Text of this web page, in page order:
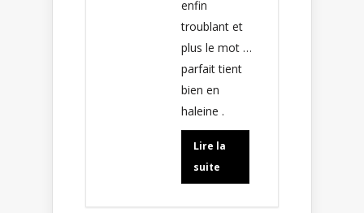
enfin
troublant et
plus le mot …
parfait tient
bien en
haleine .
Lire la
suite